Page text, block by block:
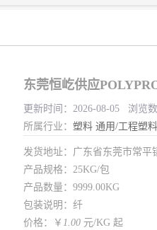
东莞恒屹供应
更新时间：2026-08-05 浏览
所属行业： 塑料 通用/工程塑料
发货地址：广东省东莞市常平
产品规格：25KG/包
产品数量：9999.00KG
包装说明：纤
价格：￥ 1.00 元/KG 起